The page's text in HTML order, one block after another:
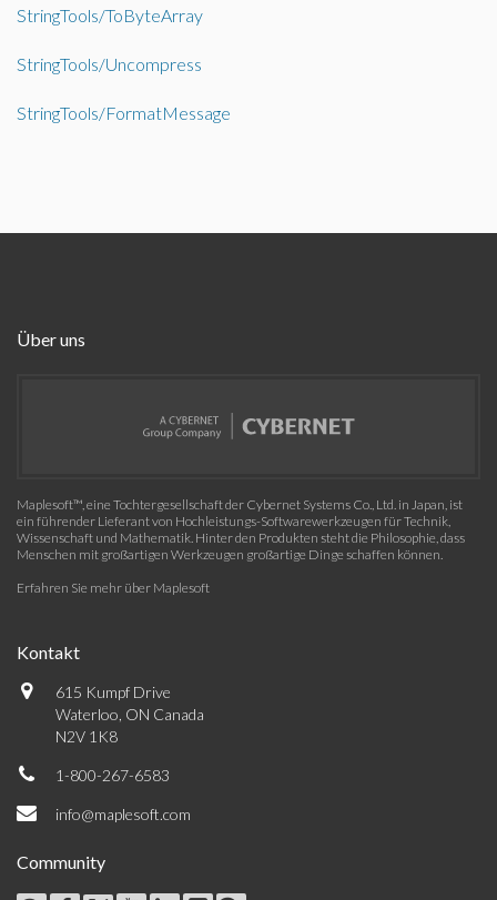
StringTools/ToByteArray
StringTools/Uncompress
StringTools/FormatMessage
Über uns
Maplesoft™, eine Tochtergesellschaft der Cybernet Systems Co., Ltd. in Japan, ist
ein führender Lieferant von Hochleistungs-Softwarewerkzeugen für Technik,
Wissenschaft und Mathematik. Hinter den Produkten steht die Philosophie, dass
Menschen mit großartigen Werkzeugen großartige Dinge schaffen können.
Erfahren Sie mehr über Maplesoft
Kontakt
615 Kumpf Drive
Waterloo, ON Canada
N2V 1K8
1-800-267-6583
info@maplesoft.com
Community